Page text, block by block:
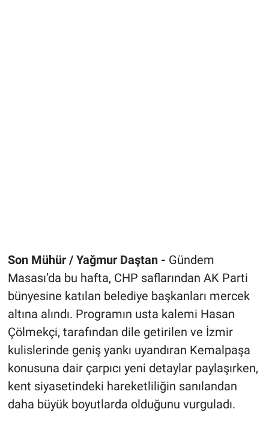
Son Mühür / Yağmur Daştan - Gündem
Masası’da bu hafta, CHP saflarından AK Parti
bünyesine katılan belediye başkanları mercek
altına alındı. Programın usta kalemi Hasan
Çölmekçi, tarafından dile getirilen ve İzmir
kulislerinde geniş yankı uyandıran Kemalpaşa
konusuna dair çarpıcı yeni detaylar paylaşırken,
kent siyasetindeki hareketliliğin sanılandan
daha büyük boyutlarda olduğunu vurguladı.